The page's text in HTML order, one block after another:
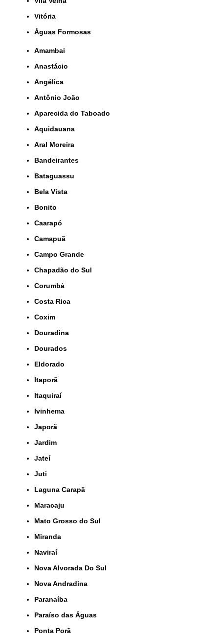
Vitória
Águas Formosas
Amambai
Anastácio
Angélica
Antônio João
Aparecida do Taboado
Aquidauana
Aral Moreira
Bandeirantes
Bataguassu
Bela Vista
Bonito
Caarapó
Camapuã
Campo Grande
Chapadão do Sul
Corumbá
Costa Rica
Coxim
Douradina
Dourados
Eldorado
Itaporã
Itaquiraí
Ivinhema
Japorã
Jardim
Jateí
Juti
Laguna Carapã
Maracaju
Mato Grosso do Sul
Miranda
Naviraí
Nova Alvorada Do Sul
Nova Andradina
Paranaíba
Paraíso das Águas
Ponta Porã